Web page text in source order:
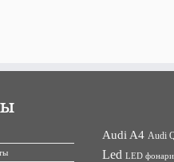
Audi A4 Audi
Led LED фонари